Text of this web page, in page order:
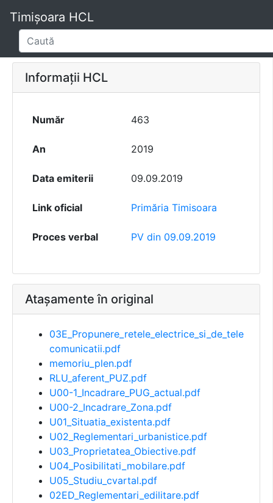
Timișoara HCL
Informații HCL
Număr 463
An 2019
Data emiterii 09.09.2019
Link oficial Primăria Timisoara
Proces verbal PV din 09.09.2019
Atașamente în original
03E_Propunere_retele_electrice_si_de_tele
comunicatii.pdf
memoriu_plen.pdf
RLU_aferent_PUZ.pdf
U00-1_Incadrare_PUG_actual.pdf
U00-2_Incadrare_Zona.pdf
U01_Situatia_existenta.pdf
U02_Reglementari_urbanistice.pdf
U03_Proprietatea_Obiective.pdf
U04_Posibilitati_mobilare.pdf
U05_Studiu_cvartal.pdf
02ED_Reglementari_edilitare.pdf